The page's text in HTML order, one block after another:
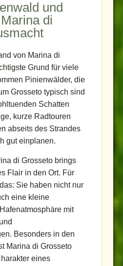
und
di
von Marina di
Grund für viele
Pinienwälder, die
Grosseto typisch sind
Schatten
kurze Radtouren
abseits des Strandes
gut einplanen.
di Grosseto brings
Flair in den Ort. Für
Sie haben nicht nur
eine kleine
mit
Besonders in den
Marina di Grosseto
eines